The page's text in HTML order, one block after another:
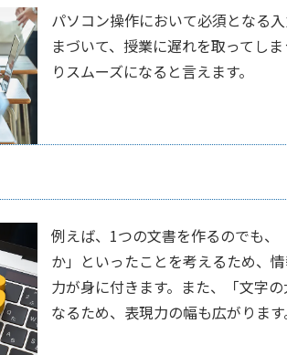
パソコン操作において必須となる
まづいて、授業に遅れを取ってし
りスムーズになると言えます。
例えば、1つの文書を作るのでも
か」といったことを考えるため、
力が身に付きます。また、「文字
なるため、表現力の幅も広がります